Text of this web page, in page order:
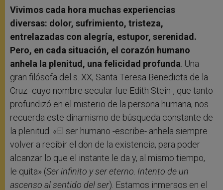
Vivimos cada hora muchas experiencias
diversas: dolor, sufrimiento, tristeza,
entrelazadas con alegría, estupor, serenidad.
Pero, en cada situación, el corazón humano
anhela la plenitud, una felicidad profunda . Una
gran filósofa del s. XX, Santa Teresa Benedicta de la
Cruz -cuyo nombre secular fue Edith Stein-, que tanto
profundizó en el misterio de la persona humana, nos
recuerda este dinamismo de búsqueda constante de
la plenitud. «El ser humano -escribe- anhela siempre
volver a recibir el don de la existencia, para poder
alcanzar lo que el instante le da y, al mismo tiempo,
le quita» (Ser infinito y ser eterno Intento de un
ascenso al sentido del ser). Estamos inmersos en el